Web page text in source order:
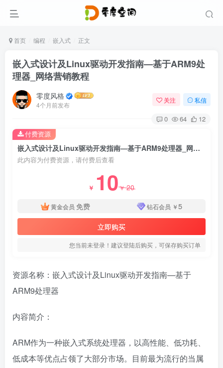
首页 编程 嵌入式 正文
嵌入式设计及Linux驱动开发指南—基于ARM9处
理器_网络营销教程
零度风格
4个月前发布
关注 私信
0 64 12
嵌入式设计及Linux驱动开发指南—基于ARM9处理器_网络营销教程
此内容为付费资源，请付费后查看
￥ 10￥20
黄金会员 免费 钻石会员 ￥5
立即购买
您当前未登录！建议登陆后购买，可保存购买订单
付费资源
资源名称：嵌入式设计及Linux驱动开发指南—基于
ARM9处理器
内容简介：
ARM作为一种嵌入式系统处理器，以高性能、低功耗、
低成本等优点占领了大部分市场。目前最为流行的当属